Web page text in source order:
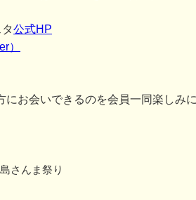
公式HP
）
にお会いできるのを会員一同楽しみ
さんま祭り